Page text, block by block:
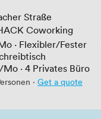
Straße
Coworking
· Flexibler/Fester
/Mo · 4 Privates Büro
· Get a quote